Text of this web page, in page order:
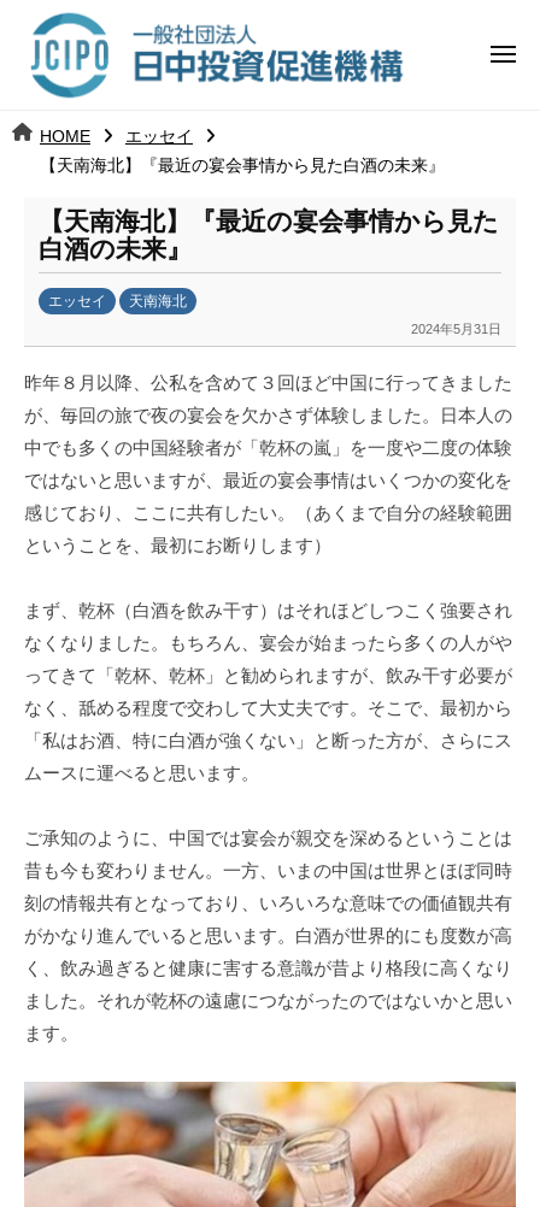
ツ 日
中
投
資
促
進
機
構
j
メ
HOME
エッセイ
【天南海北】『最近の宴会事情から見た白酒の未来』
【天南海北】『最近の宴会事情から見た
白酒の未来』
エッセイ 天南海北
2024年5月31日
日
中
投
資
促
j
c
i
p
昨年８月以降、公私を含めて３回ほど中国に行ってきました
が、毎回の旅で夜の宴会を欠かさず体験しました。日本人の
中でも多くの中国経験者が「乾杯の嵐」を一度や二度の体験
ではないと思いますが、最近の宴会事情はいくつかの変化を
感じており、ここに共有したい。（あくまで自分の経験範囲
ということを、最初にお断りします）
まず、乾杯（白酒を飲み干す）はそれほどしつこく強要され
なくなりました。もちろん、宴会が始まったら多くの人がや
ってきて「乾杯、乾杯」と勧められますが、飲み干す必要が
なく、舐める程度で交わして大丈夫です。そこで、最初から
「私はお酒、特に白酒が強くない」と断った方が、さらにス
ムースに運べると思います。
ご承知のように、中国では宴会が親交を深めるということは
昔も今も変わりません。一方、いまの中国は世界とほぼ同時
刻の情報共有となっており、いろいろな意味での価値観共有
がかなり進んでいると思います。白酒が世界的にも度数が高
く、飲み過ぎると健康に害する意識が昔より格段に高くなり
ました。それが乾杯の遠慮につながったのではないかと思い
ます。
日
中
資
進
機
構